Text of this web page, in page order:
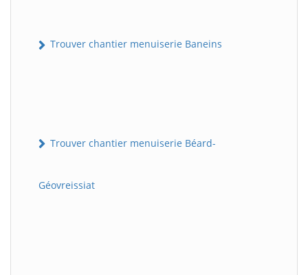
Trouver chantier menuiserie Baneins
Trouver chantier menuiserie Béard-
Géovreissiat